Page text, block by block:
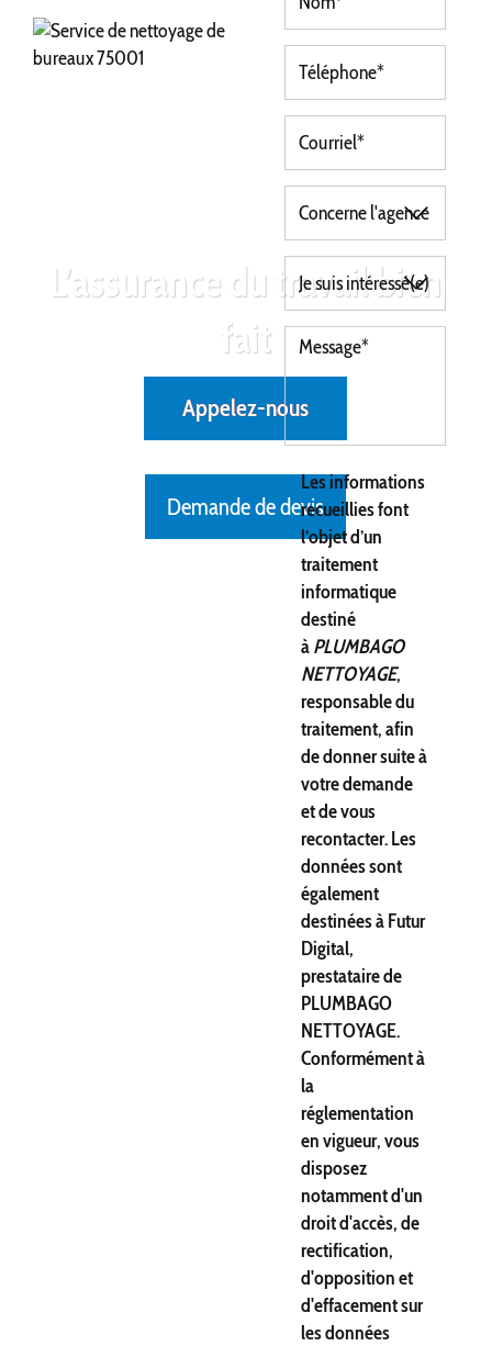
L’assurance du travail bien
fait
Appelez-nous
Demande de devis
Les informations
recueillies font
l’objet d’un
traitement
informatique
destiné
àPLUMBAGO
NETTOYAGE,
responsable du
traitement, afin
de donner suite à
votre demande
et de vous
recontacter. Les
données sont
également
destinées à Futur
Digital,
prestataire de
PLUMBAGO
NETTOYAGE.
Conformément à
la
réglementation
en vigueur, vous
disposez
notamment d'un
droit d'accès, de
rectification,
d'opposition et
d'effacement sur
les données